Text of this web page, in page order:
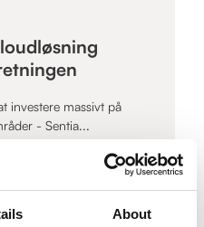
About
investere massivt på
- Sentia...